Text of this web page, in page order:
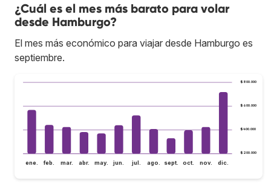
¿Cuál es el mes más barato para volar
desde Hamburgo?
El mes más económico para viajar desde Hamburgo es
septiembre.
$200.000
$400.000
$600.000
$800.000
ene. feb. mar. abr. may. jun. jul. ago. sept. oct. nov. dic.